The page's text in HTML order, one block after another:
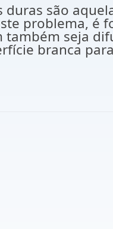
são
problema, é
seja
branca